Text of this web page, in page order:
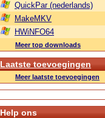
QuickPar (nederlands)
MakeMKV
HWiNFO64
Meer top downloads
Laatste toevoegingen
Meer laatste toevoegingen
Help ons